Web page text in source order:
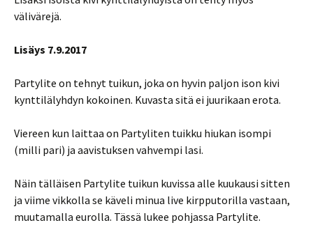
välivärejä.
Lisäys 7.9.2017
Partylite on tehnyt tuikun, joka on hyvin paljon ison kivi
kynttilälyhdyn kokoinen. Kuvasta sitä ei juurikaan erota.
Viereen kun laittaa on Partyliten tuikku hiukan isompi
(milli pari) ja aavistuksen vahvempi lasi.
Näin tälläisen Partylite tuikun kuvissa alle kuukausi sitten
ja viime vikkolla se käveli minua live kirpputorilla vastaan,
muutamalla eurolla. Tässä lukee pohjassa Partylite.